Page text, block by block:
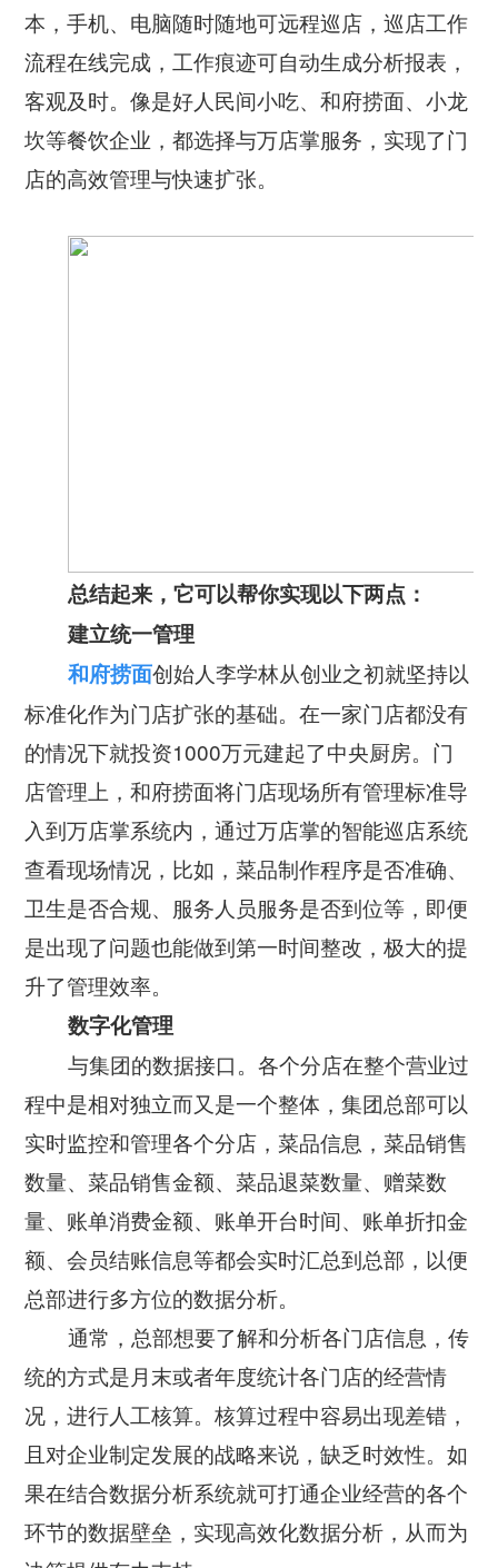
本，手机、电脑随时随地可远程巡店，巡店工作
流程在线完成，工作痕迹可自动生成分析报表，
客观及时。像是好人民间小吃、和府捞面、小龙
坎等餐饮企业，都选择与万店掌服务，实现了门
店的高效管理与快速扩张。
总结起来，它可以帮你实现以下两点：
建立统一管理
和府捞面创始人李学林从创业之初就坚持以
标准化作为门店扩张的基础。在一家门店都没有
的情况下就投资1000万元建起了中央厨房。门
店管理上，和府捞面将门店现场所有管理标准导
入到万店掌系统内，通过万店掌的智能巡店系统
查看现场情况，比如，菜品制作程序是否准确、
卫生是否合规、服务人员服务是否到位等，即便
是出现了问题也能做到第一时间整改，极大的提
升了管理效率。
数字化管理
与集团的数据接口。各个分店在整个营业过
程中是相对独立而又是一个整体，集团总部可以
实时监控和管理各个分店，菜品信息，菜品销售
数量、菜品销售金额、菜品退菜数量、赠菜数
量、账单消费金额、账单开台时间、账单折扣金
额、会员结账信息等都会实时汇总到总部，以便
总部进行多方位的数据分析。
通常，总部想要了解和分析各门店信息，传
统的方式是月末或者年度统计各门店的经营情
况，进行人工核算。核算过程中容易出现差错，
且对企业制定发展的战略来说，缺乏时效性。如
果在结合数据分析系统就可打通企业经营的各个
环节的数据壁垒，实现高效化数据分析，从而为